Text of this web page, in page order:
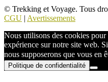
© Trekking et Voyage. Tous
CGU | Avertissements
Nous utilisons des cookies
expérience sur notre site web.
nous supposerons que vous en
Politique de confidentialité